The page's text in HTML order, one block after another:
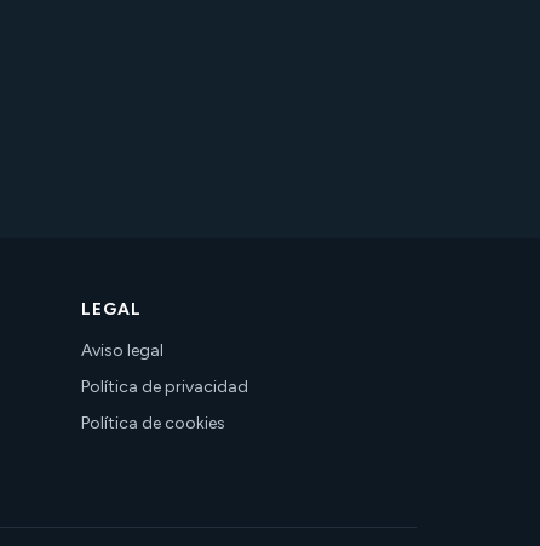
LEGAL
Aviso legal
Política de privacidad
Política de cookies